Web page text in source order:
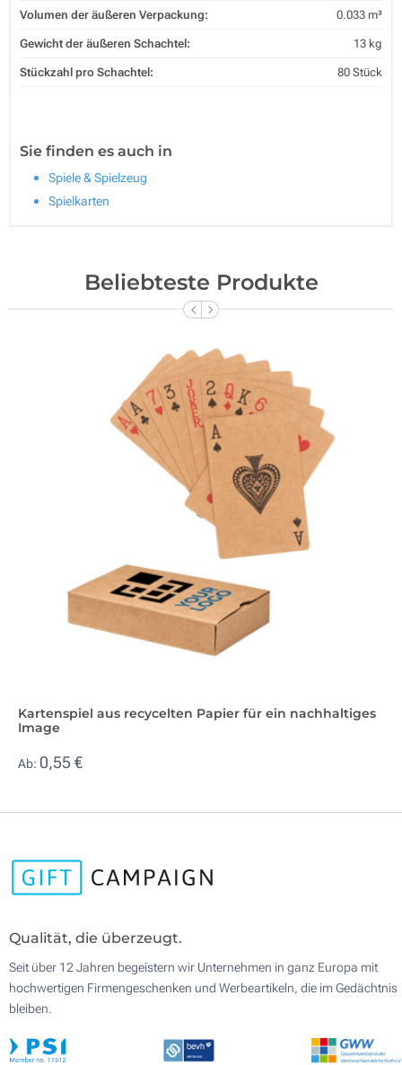
Volumen der äußeren Verpackung: 0.033 m³
Gewicht der äußeren Schachtel: 13 kg
Stückzahl pro Schachtel: 80 Stück
Sie finden es auch in
Spiele & Spielzeug
Spielkarten
Beliebteste Produkte
Kartenspiel aus recycelten Papier für ein nachhaltiges
Image
Ab: 0,55 €
Qualität, die überzeugt.
Seit über 12 Jahren begeistern wir Unternehmen in ganz Europa mit
hochwertigen Firmengeschenken und Werbeartikeln, die im Gedächtnis
bleiben.